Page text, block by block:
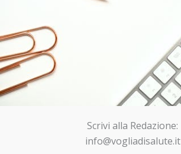
Scrivi alla Redazione:
info@vogliadisalute.it